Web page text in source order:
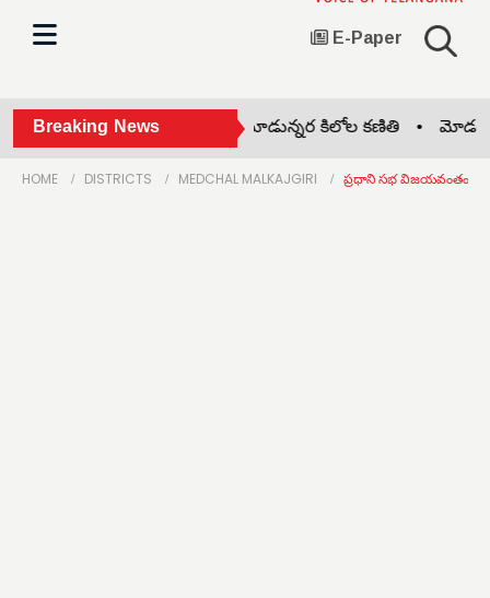
E-Paper
Breaking News
తరలిపోదు: మాజీ ఎంపీ • మూడున్నర కిలోల కణితి • మోడల్
HOME DISTRICTS MEDCHAL MALKAJGIRI ప్రధాని సభ విజయవంతం